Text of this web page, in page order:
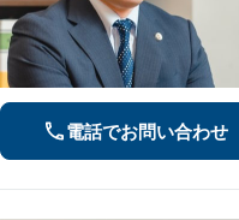
電話でお問い合わせ